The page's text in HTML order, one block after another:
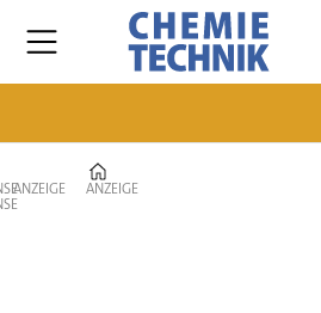
ANZEIGE ANZEIGE